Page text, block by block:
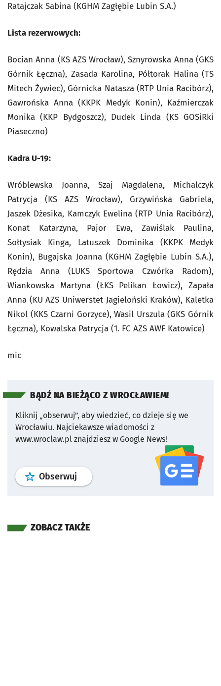
Ratajczak Sabina (KGHM Zagłębie Lubin S.A.)
Lista rezerwowych:
Bocian Anna (KS AZS Wrocław), Sznyrowska Anna (GKS
Górnik Łęczna), Zasada Karolina, Półtorak Halina (TS
Mitech Żywiec), Górnicka Natasza (RTP Unia Racibórz),
Gawrońska Anna (KKPK Medyk Konin), Kaźmierczak
Monika (KKP Bydgoszcz), Dudek Linda (KS GOSiRki
Piaseczno)
Kadra U-19:
Wróblewska Joanna, Szaj Magdalena, Michalczyk
Patrycja (KS AZS Wrocław), Grzywińska Gabriela,
Jaszek Dżesika, Kamczyk Ewelina (RTP Unia Racibórz),
Konat Katarzyna, Pajor Ewa, Zawiślak Paulina,
Sołtysiak Kinga, Latuszek Dominika (KKPK Medyk
Konin), Bugajska Joanna (KGHM Zagłębie Lubin S.A.),
Rędzia Anna (LUKS Sportowa Czwórka Radom),
Wiankowska Martyna (ŁKS Pelikan Łowicz), Zapała
Anna (KU AZS Uniwerstet Jagieloński Kraków), Kaletka
Nikol (KKS Czarni Gorzyce), Wasil Urszula (GKS Górnik
Łęczna), Kowalska Patrycja (1. FC AZS AWF Katowice)
mic
BĄDŹ NA BIEŻĄCO Z WROCŁAWIEM!
Kliknij „obserwuj”, aby wiedzieć, co dzieje się we
Wrocławiu. Najciekawsze wiadomości z
www.wroclaw.pl znajdziesz w Google News!
Obserwuj profil serwisu
ZOBACZ TAKŻE